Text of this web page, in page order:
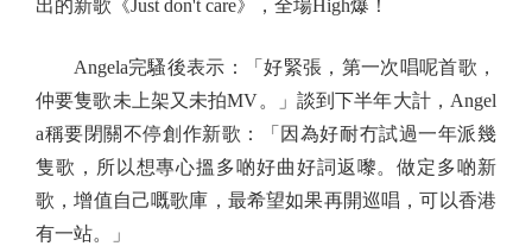
出的新歌《Just don't care》，全場High爆！
Angela完騷後表示：「好緊張，第一次唱呢首歌，
仲要隻歌未上架又未拍MV。」談到下半年大計，Angel
a稱要閉關不停創作新歌：「因為好耐冇試過一年派幾
隻歌，所以想專心搵多啲好曲好詞返嚟。做定多啲新
歌，增值自己嘅歌庫，最希望如果再開巡唱，可以香港
有一站。」